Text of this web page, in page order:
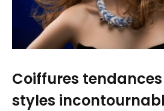
Coiffures tendances
styles